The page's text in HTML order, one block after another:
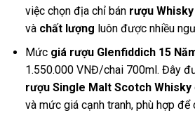
việc chọn địa chỉ bán rượu
và chất lượng luôn được nhiều
Mức giá rượu Glenfiddich 15
1.550.000 VNĐ/chai 700ml. Đây
rượu Single Malt Scotch Whisky
và mức giá cạnh tranh, phù hợp để